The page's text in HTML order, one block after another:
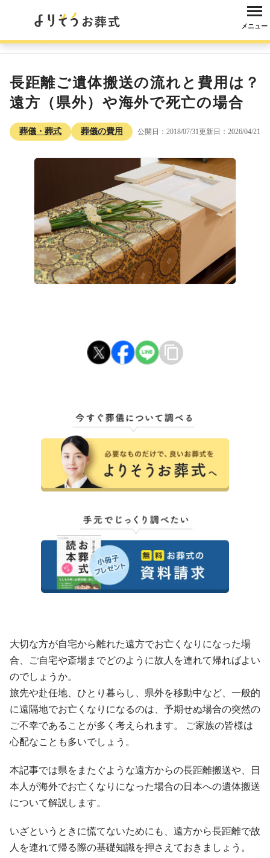
メニュー
よりそうお葬式 コラム 葬儀・葬式 葬儀の費用 長距離ご遺体搬送
長距離ご遺体搬送の流れと費用は？
遠方（県外）や海外で死亡の場合
葬儀・葬式 葬儀の費用 公開日：2018/07/31更新日：2026/04/21
大切な方が自宅から離れた遠方でお亡くなりになった場
合、ご自宅や斎場までどのように故人を連れて帰ればよい
のでしょうか。
旅先や赴任地、ひとり暮らし、県外を移動中など、一般的
に遠隔地でお亡くなりになるのは、予期せぬ場合の突然の
ご不幸であることが多く考えられます。 ご家族の皆様は
心配なことも多いでしょう。
本記事では県をまたぐような遠方からの長距離搬送や、日
本人が海外でお亡くなりになった場合の日本への遺体搬送
について解説します。
いざというときに慌てないためにも、遠方から長距離で故
人を連れて帰る際の基礎知識を押さえておきましょう。